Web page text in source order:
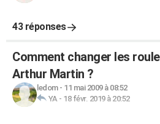
43 réponses
Comment changer les
Arthur Martin ?
ledom- 11 mai 2009 à 08:52
YA- 18 févr. 2019 à 20:52